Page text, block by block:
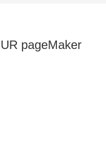
pageMaker